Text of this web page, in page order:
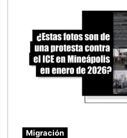
Migración